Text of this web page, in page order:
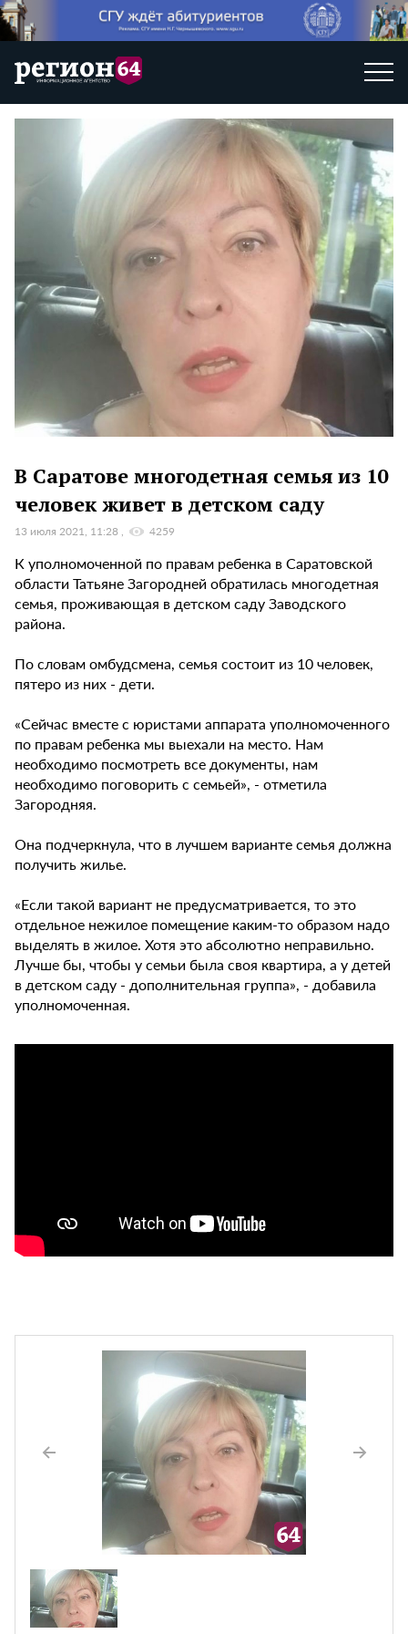
В Саратове многодетная семья из 10
человек живет в детском саду
13 июля 2021, 11:28 4259
К уполномоченной по правам ребенка в Саратовской
области Татьяне Загородней обратилась многодетная
семья, проживающая в детском саду Заводского
района.
По словам омбудсмена, семья состоит из 10 человек,
пятеро из них - дети.
«Сейчас вместе с юристами аппарата уполномоченного
по правам ребенка мы выехали на место. Нам
необходимо посмотреть все документы, нам
необходимо поговорить с семьей», - отметила
Загородняя.
Она подчеркнула, что в лучшем варианте семья должна
получить жилье.
«Если такой вариант не предусматривается, то это
отдельное нежилое помещение каким-то образом надо
выделять в жилое. Хотя это абсолютно неправильно.
Лучше бы, чтобы у семьи была своя квартира, а у детей
в детском саду - дополнительная группа», - добавила
уполномоченная.